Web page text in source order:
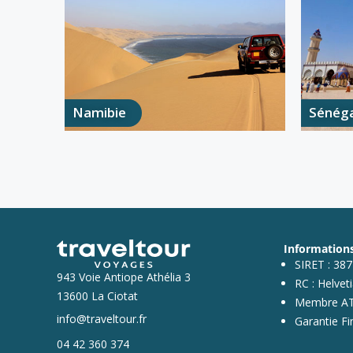
Namibie
943 Voie Antiope Athélia 3
13600 La Ciotat
info@traveltour.fr
04 42 360 374
SIRET :
RC :
Membre
Garantie